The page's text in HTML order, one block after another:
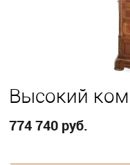
Высокий
774 740 руб.